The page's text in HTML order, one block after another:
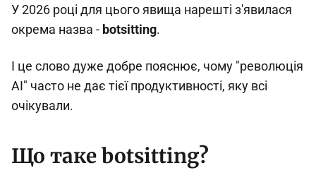
У 2026 році для цього явища нарешті з'явилася
окрема назва - botsitting.
І це слово дуже добре пояснює, чому "революція
AI" часто не дає тієї продуктивності, яку всі
очікували.
Що таке botsitting?